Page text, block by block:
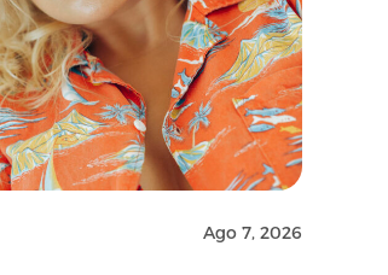
Ago 7, 2026